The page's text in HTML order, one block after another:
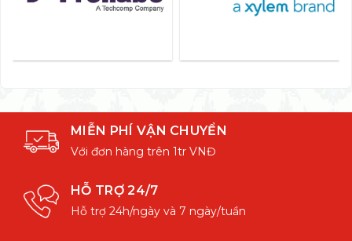
MIỄN PHÍ VẬN CHUYỂN
Với đơn hàng trên 1tr VNĐ
HỖ TRỢ 24/7
Hỗ trợ 24h/ngày và 7 ngày/tuần